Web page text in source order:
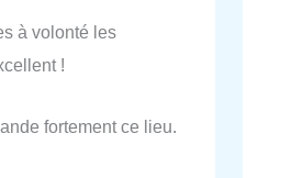
à volonté les
!
fortement ce lieu.